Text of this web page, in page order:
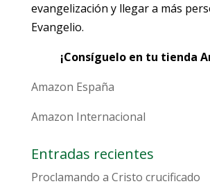
evangelización y llegar a más
Evangelio.
¡Consíguelo en tu tienda
Amazon España
Amazon Internacional
Entradas recientes
Proclamando a Cristo crucificado